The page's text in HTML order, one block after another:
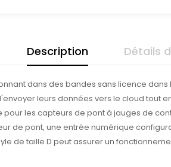
Description Détails
dans des bandes sans licence
leurs données vers le cloud tout
les capteurs de pont à jauges de
de pont, une entrée numérique
de taille D peut assurer un